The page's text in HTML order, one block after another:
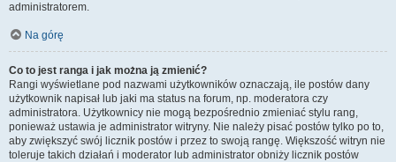
administratorem.
Na górę
Co to jest ranga i jak można ją zmienić?
Rangi wyświetlane pod nazwami użytkowników oznaczają, ile postów dany
użytkownik napisał lub jaki ma status na forum, np. moderatora czy
administratora. Użytkownicy nie mogą bezpośrednio zmieniać stylu rang,
ponieważ ustawia je administrator witryny. Nie należy pisać postów tylko po to,
aby zwiększyć swój licznik postów i przez to swoją rangę. Większość witryn nie
toleruje takich działań i moderator lub administrator obniży licznik postów